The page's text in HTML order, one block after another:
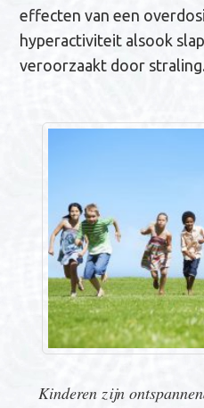
effecten van een
hyperactiviteit alsook
veroorzaakt door straling.
Kinderen zijn